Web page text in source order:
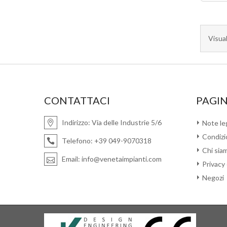
CONTATTACI
Indirizzo: Via delle Industrie 5/6
Telefono: +39 049-9070318
Email: info@venetaimpianti.com
Note
Chi
Negozi